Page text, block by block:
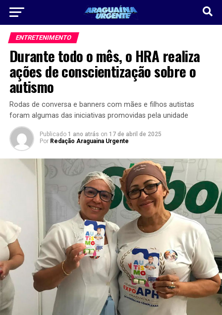
ENTRETENIMENTO
Durante todo o mês, o HRA realiza
ações de conscientização sobre o
autismo
Rodas de conversa e banners com mães e filhos autistas
foram algumas das iniciativas promovidas pela unidade
Publicado 1 ano atrás on 17 de abril de 2025
Por Redação Araguaina Urgente